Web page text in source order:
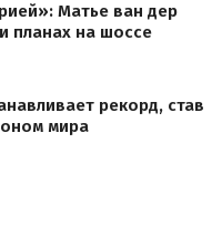
Матье ван дер
планах на шоссе
рекорд, став
мира